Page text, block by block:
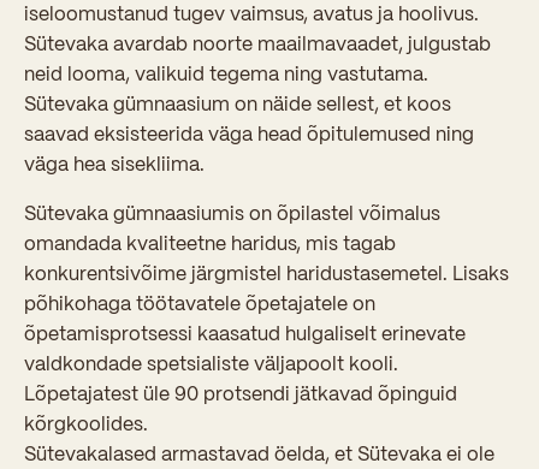
iseloomustanud tugev vaimsus, avatus ja hoolivus.
Sütevaka avardab noorte maailmavaadet, julgustab
neid looma, valikuid tegema ning vastutama.
Sütevaka gümnaasium on näide sellest, et koos
saavad eksisteerida väga head õpitulemused ning
väga hea sisekliima.
Sütevaka gümnaasiumis on õpilastel võimalus
omandada kvaliteetne haridus, mis tagab
konkurentsivõime järgmistel haridustasemetel. Lisaks
põhikohaga töötavatele õpetajatele on
õpetamisprotsessi kaasatud hulgaliselt erinevate
valdkondade spetsialiste väljapoolt kooli.
Lõpetajatest üle 90 protsendi jätkavad õpinguid
kõrgkoolides.
Sütevakalased armastavad öelda, et Sütevaka ei ole